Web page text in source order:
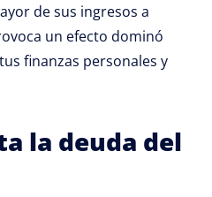
de sus ingresos a
un efecto dominó
finanzas personales y
la deuda del